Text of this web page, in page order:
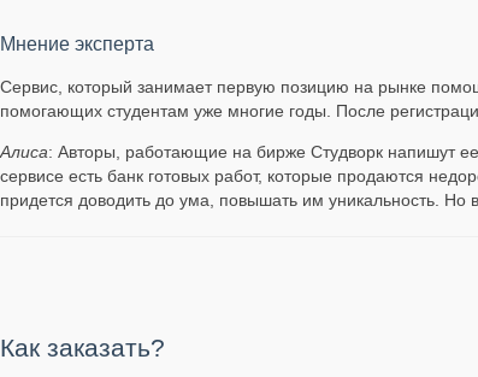
Мнение эксперта
Сервис, который занимает первую позицию на рынке
помогающих студентам уже многие годы. После
Алиса: Авторы, работающие на бирже Студворк напишут
сервисе есть банк готовых работ, которые продаются
придется доводить до ума, повышать им уникальность.
Как заказать?